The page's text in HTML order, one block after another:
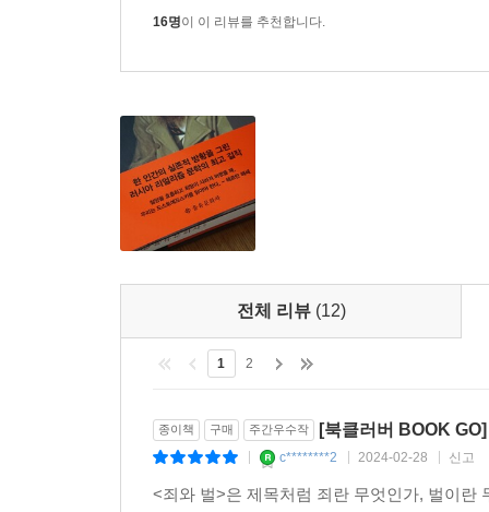
16명이 이 리뷰를 추천합니다.
전체 리뷰 (12)
1 2
종이책 구매 주간우수작 [북클러버 BOOK
c********2 2024-02-28 신고
<죄와 벌>은 제목처럼 죄란 무엇인가, 벌이란